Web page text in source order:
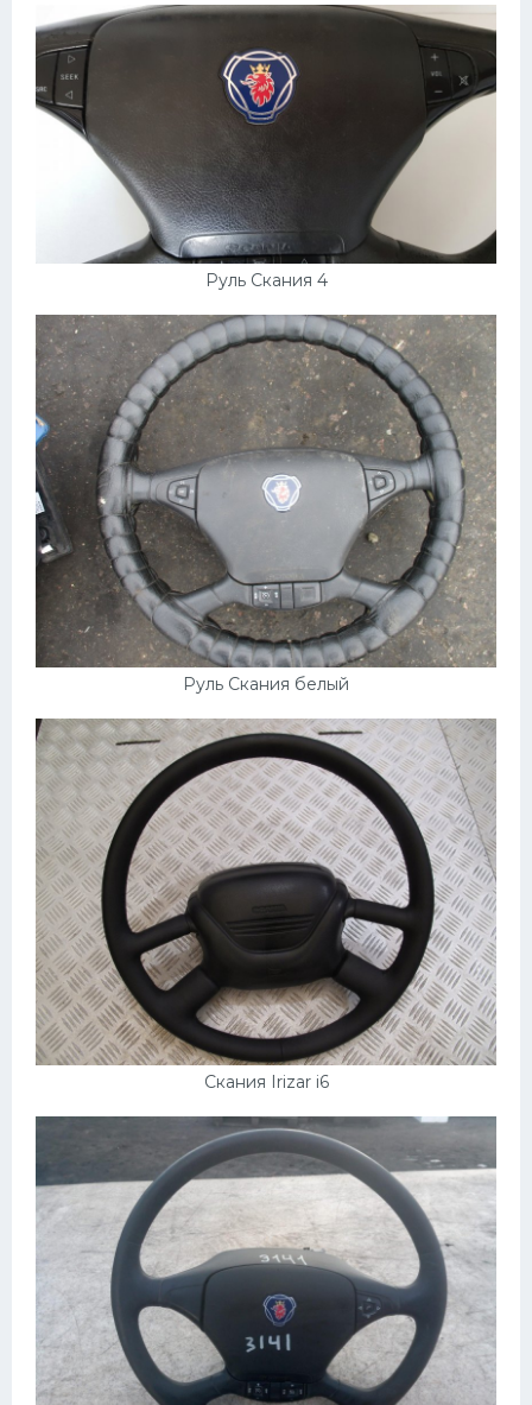
Руль Скания 4
Руль Скания белый
Скания Irizar i6